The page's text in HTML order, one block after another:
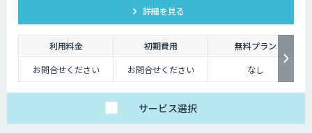
詳細を見る
利用料金 初期費用
無料プラン
お問合せください
お問合せください なし
サービス選択